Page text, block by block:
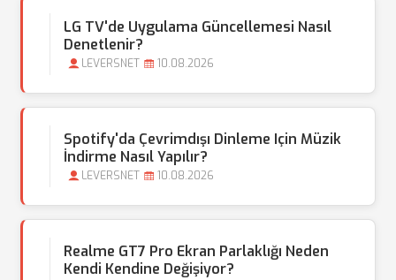
LG TV'de Uygulama Güncellemesi Nasıl
Denetlenir?
LEVERSNET 10.08.2026
Spotify'da Çevrimdışı Dinleme Için Müzik
İndirme Nasıl Yapılır?
LEVERSNET 10.08.2026
Realme GT7 Pro Ekran Parlaklığı Neden
Kendi Kendine Değişiyor?